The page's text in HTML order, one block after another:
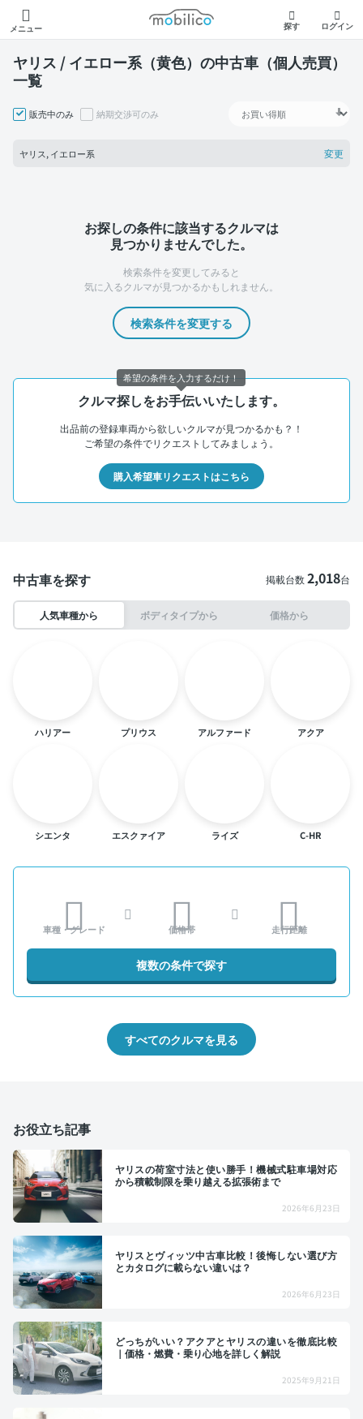
メニュー
モビリコ
探す ログイン
ヤリス / イエロー系（黄色）の中古車（個人売買）
一覧
販売中のみ 納期交渉可のみ
ヤリス, イエロー系 変更
お探しの条件に該当するクルマは
見つかりませんでした。
検索条件を変更してみると
気に入るクルマが見つかるかもしれません。
検索条件を変更する
クルマ探しをお手伝いいたします。
出品前の登録車両から欲しいクルマが見つかるかも？！
ご希望の条件でリクエストしてみましょう。
購入希望車リクエストはこちら
中古車を探す 掲載台数2,018台
人気車種から ボディタイプから 価格から
ハリアー プリウス アルファード アクア
シエンタ エスクァイア ライズ C-HR
車種・グレード 価格帯 走行距離
複数の条件で探す
すべてのクルマを見る
お役立ち記事
ヤリスの荷室寸法と使い勝手！機械式駐車場対応
から積載制限を乗り越える拡張術まで
2026年6月23日
ヤリスとヴィッツ中古車比較！後悔しない選び方
とカタログに載らない違いは？
2026年6月23日
どっちがいい？アクアとヤリスの違いを徹底比較
｜価格・燃費・乗り心地を詳しく解説
2025年9月21日
希望の条件を入力するだけ！